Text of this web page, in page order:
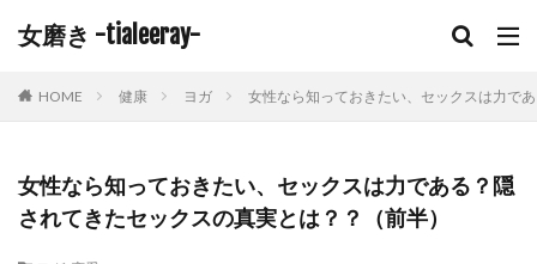
女磨き -tialeeray-
HOME 健康 ヨガ 女性なら知っておきたい、セックスは力で
女性なら知っておきたい、セックスは力である？隠
されてきたセックスの真実とは？？（前半）